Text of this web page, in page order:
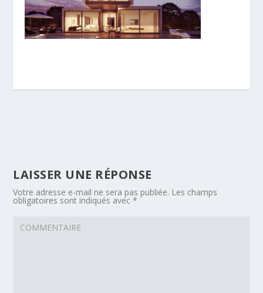
LAISSER UNE RÉPONSE
Votre adresse e-mail ne sera pas publiée. Les champs
obligatoires sont indiqués avec*